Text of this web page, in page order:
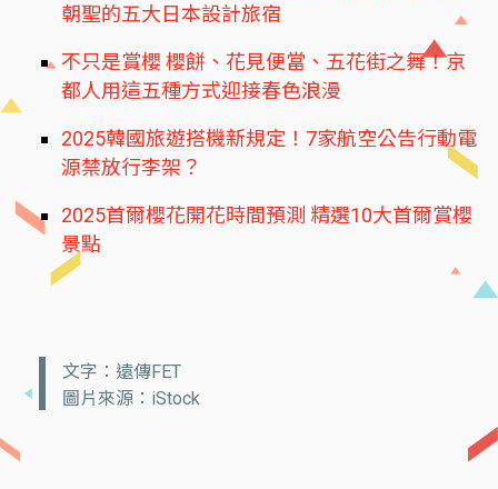
朝聖的五大日本設計旅宿
不只是賞櫻 櫻餅、花見便當、五花街之舞！京
都人用這五種方式迎接春色浪漫
2025韓國旅遊搭機新規定！7家航空公告行動電
源禁放行李架？
2025首爾櫻花開花時間預測 精選10大首爾賞櫻
景點
文字：遠傳FET
圖片來源：iStock